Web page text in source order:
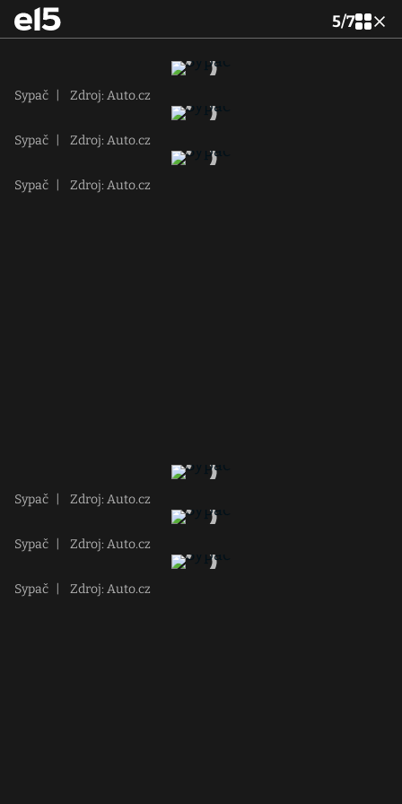
5/7
Sypač Zdroj: Auto.cz
Sypač Zdroj: Auto.cz
Sypač Zdroj: Auto.cz
Sypač Zdroj: Auto.cz
Sypač Zdroj: Auto.cz
Sypač Zdroj: Auto.cz